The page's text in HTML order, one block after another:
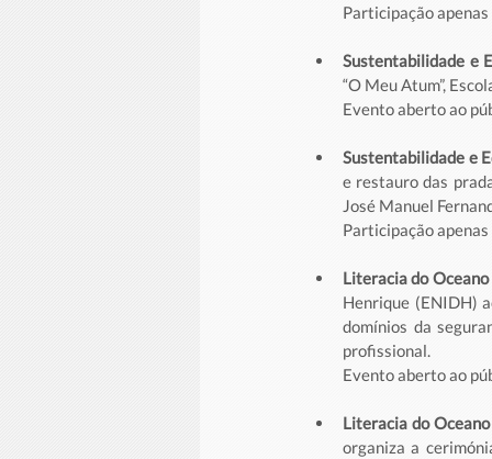
Participação
Sustentabilidade e
“O Meu Atum”,
Evento aberto ao
Sustentabilidade e
e restauro das
José Manuel
Participação
Literacia do
Henrique (ENIDH)
domínios da
profissional.
Evento aberto ao
Literacia do
organiza a